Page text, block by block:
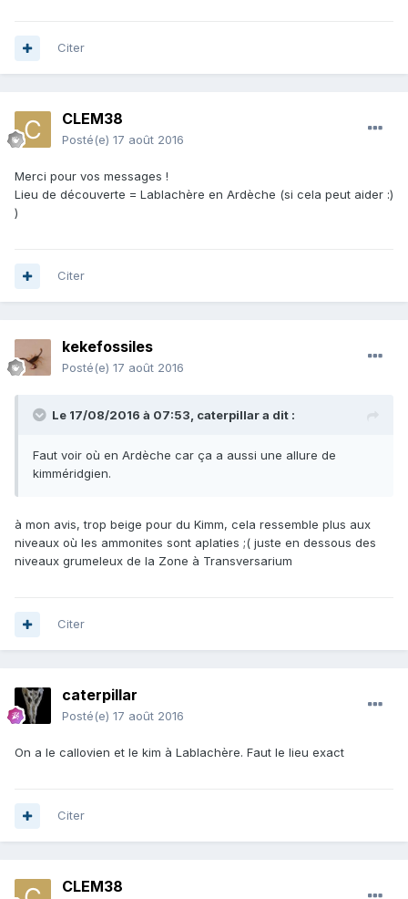
Citer
CLEM38
Posté(e) 17 août 2016
Merci pour vos messages !
Lieu de découverte = Lablachère en Ardèche (si cela peut aider :)
)
Citer
kekefossiles
Posté(e) 17 août 2016
Le 17/08/2016 à 07:53, caterpillara dit :
Faut voir où en Ardèche car ça a aussi une allure de
kimméridgien.
à mon avis, trop beige pour du Kimm, cela ressemble plus aux
niveaux où les ammonites sont aplaties ;( juste en dessous des
niveaux grumeleux de la Zone à Transversarium
Citer
caterpillar
Posté(e) 17 août 2016
On a le callovien et le kim à Lablachère. Faut le lieu exact
Citer
CLEM38